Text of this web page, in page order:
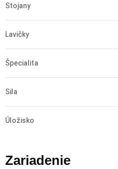
Stojany
Lavičky
Špecialita
Sila
Úložisko
Zariadenie